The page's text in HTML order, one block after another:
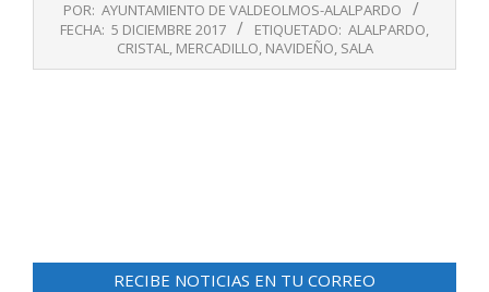
POR: AYUNTAMIENTO DE VALDEOLMOS-ALALPARDO
FECHA: 5 DICIEMBRE 2017 ETIQUETADO: ALALPARDO
CRISTAL
MERCADILLO NAVIDEÑO SALA
RECIBE NOTICIAS EN TU CORREO